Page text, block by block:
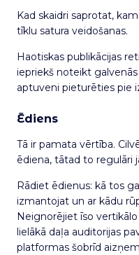
Kad skaidri saprotat,
tīklu satura veidošanas.
Haotiskas publikācijas
iepriekš noteikt
aptuveni pieturēties pie
Ēdiens
Tā ir pamata vērtība.
ēdiena, tātad to regulāri
Rādiet ēdienus: kā tos
izmantojat un ar kādu
Neignorējiet īso
lielākā daļa auditorijas
platformas šobrīd